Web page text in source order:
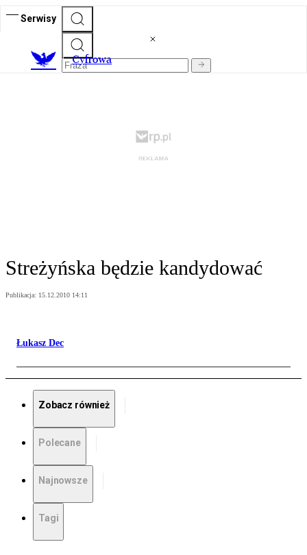
Serwisy
Cyfrowa
Streżyńska będzie kandydować
Publikacja: 15.12.2010 14:11
Łukasz Dec
Zobacz również
Polecane
Najnowsze
Tagi